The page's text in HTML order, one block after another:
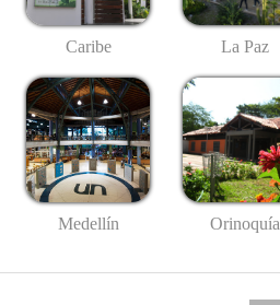
Caribe La Paz
Medellín Orinoquía